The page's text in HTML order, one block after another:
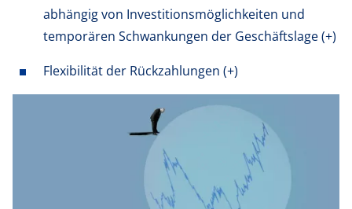
abhängig von Investitionsmöglichkeiten und
temporären Schwankungen der Geschäftslage (+)
Flexibilität der Rückzahlungen (+)